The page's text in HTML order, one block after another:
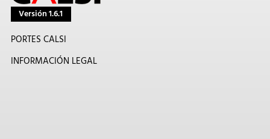
Versión 1.6.1
PORTES CALSI
INFORMACIÓN LEGAL